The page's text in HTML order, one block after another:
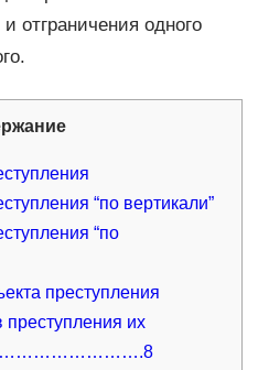
отграничения одного
“по вертикали”
“по
преступления
их